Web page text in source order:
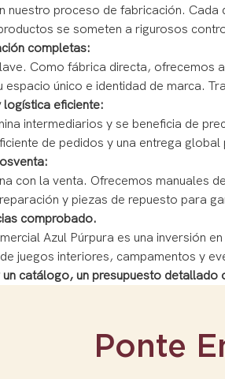
nuestro proceso de fabricación.
se someten a rigurosos
completas:
Como fábrica directa,
espacio único e identidad de marca.
eficiente:
intermediarios y se beneficia de
de pedidos y una entrega
con la venta. Ofrecemos manuales
y piezas de repuesto para
comprobado.
Azul Púrpura es una inversión
juegos interiores, campamentos y
catálogo, un presupuesto
Ponte